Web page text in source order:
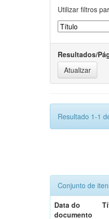
Utilizar filtros
Resultados/
Resultado 1-1
Conjunto de
Data do
documento